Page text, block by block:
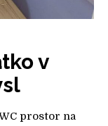
v
prostor na